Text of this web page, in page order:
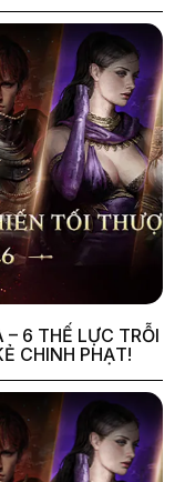
– 6 THẾ LỰC TRỖI
CHINH PHẠT!